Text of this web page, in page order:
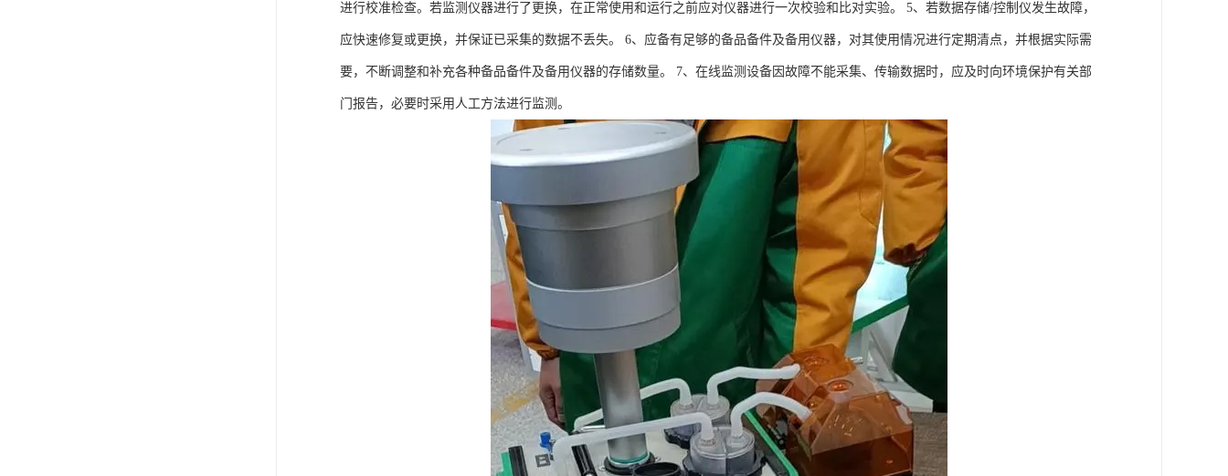
进行校准检查。若监测仪器进行了更换，在正常使用和运行之前应对仪器进行一次校验和比对实验。 5、若数据存储/控制仪发生故障，
应快速修复或更换，并保证已采集的数据不丢失。 6、应备有足够的备品备件及备用仪器，对其使用情况进行定期清点，并根据实际需
要，不断调整和补充各种备品备件及备用仪器的存储数量。 7、在线监测设备因故障不能采集、传输数据时，应及时向环境保护有关部
门报告，必要时采用人工方法进行监测。